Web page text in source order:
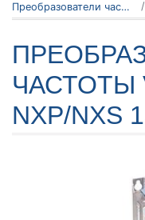
Преобразователи частоты Vacon серии NXC, NXP/NXS
ЧАСТОТЫ
NXP/NXS